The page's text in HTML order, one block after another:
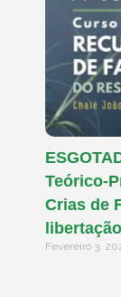
Teórico-
Crias de
Fevereiro 3,